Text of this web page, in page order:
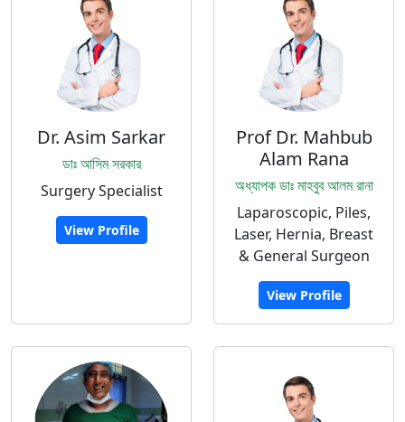
Dr. Asim Sarkar
ডাঃ আসিম সরকার
Surgery Specialist
View Profile
Prof Dr. Mahbub
Alam Rana
অধ্যাপক ডাঃ মাহবুব আলম রানা
Laparoscopic, Piles,
Laser, Hernia, Breast
& General Surgeon
View Profile